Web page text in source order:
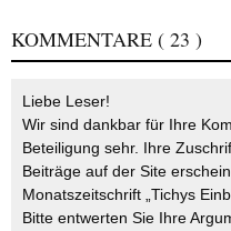
KOMMENTARE ( 23 )
Liebe Leser!
Wir sind dankbar für Ihre
Beteiligung sehr. Ihre
Beiträge auf der Site
Monatszeitschrift „Tichys
Bitte entwerten Sie Ihre